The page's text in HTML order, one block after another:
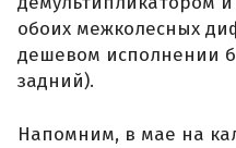
обоих межколесных
дешевом исполнении
задний).
Напомним, в мае на